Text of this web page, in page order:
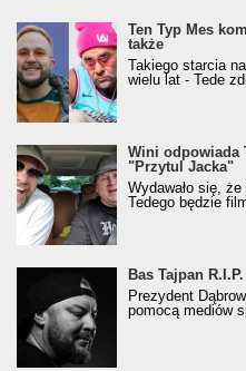
Ten Typ Mes
także
Takiego starcia
wielu lat - Tede
Wini odpowiada
"Przytul Jacka"
Wydawało się,
Tedego będzie
Bas Tajpan
Prezydent
pomocą mediów